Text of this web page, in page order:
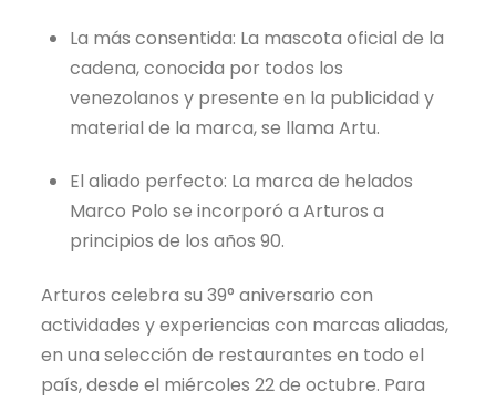
La más consentida: La mascota oficial de la
cadena, conocida por todos los
venezolanos y presente en la publicidad y
material de la marca, se llama Artu.
El aliado perfecto: La marca de helados
Marco Polo se incorporó a Arturos a
principios de los años 90.
Arturos celebra su 39° aniversario con
actividades y experiencias con marcas aliadas,
en una selección de restaurantes en todo el
país, desde el miércoles 22 de octubre. Para